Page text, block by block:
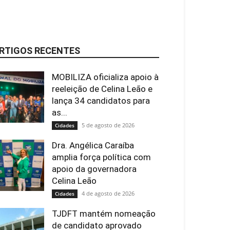
RECENTES
MOBILIZA oficializa apoio à
reeleição de Celina Leão e
lança 34 candidatos para
as...
Cidades 5 de agosto de 2026
Dra. Angélica Caraíba
amplia força política com
apoio da governadora
Celina Leão
Cidades 4 de agosto de 2026
TJDFT mantém nomeação
de candidato aprovado